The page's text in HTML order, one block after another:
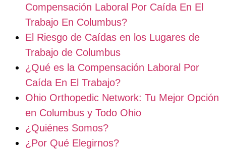
Compensación Laboral Por Caída En El
Trabajo En Columbus?
El Riesgo de Caídas en los Lugares de
Trabajo de Columbus
¿Qué es la Compensación Laboral Por
Caída En El Trabajo?
Ohio Orthopedic Network: Tu Mejor Opción
en Columbus y Todo Ohio
¿Quiénes Somos?
¿Por Qué Elegirnos?